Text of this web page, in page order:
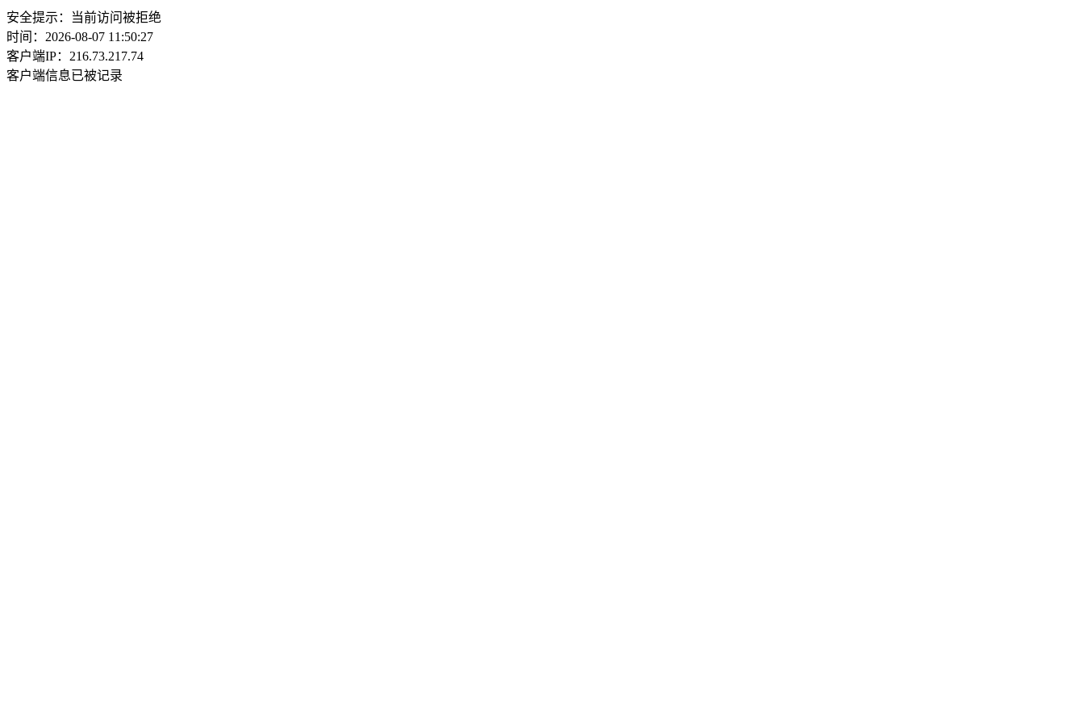
安全提示：当前访问被拒绝
时间：2026-08-07 11:50:27
客户端IP：216.73.217.74
客户端信息已被记录